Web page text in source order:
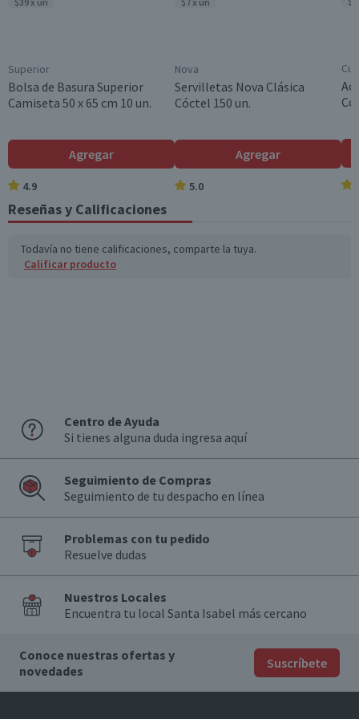
Superior
Bolsa de Basura Superior
Camiseta 50 x 65 cm 10 un.
Agregar
4.9
Nova
Servilletas Nova Clásica
Cóctel 150 un.
Agregar
5.0
Reseñas y Calificaciones
Todavía no tiene calificaciones, comparte la tuya.
Calificar producto
Centro de Ayuda
Si tienes alguna duda ingresa aquí
Seguimiento de Compras
Seguimiento de tu despacho en línea
Problemas con tu pedido
Resuelve dudas
Nuestros Locales
Encuentra tu local Santa Isabel más cercano
Conoce nuestras ofertas y
novedades
Suscríbete